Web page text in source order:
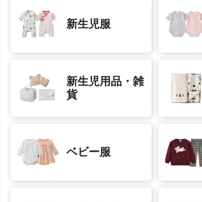
新生児服
新生児用品・雑
貨
ベビー服